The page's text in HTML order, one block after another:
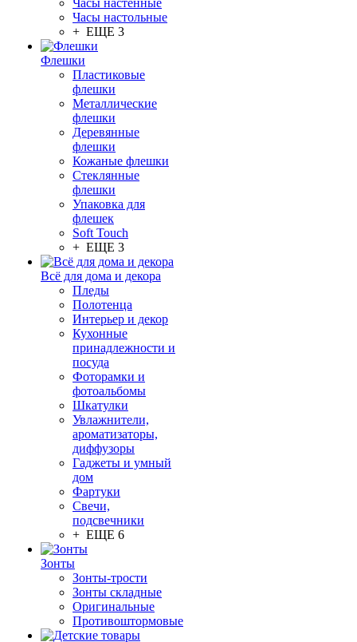
Часы настенные
Часы настольные
+ ЕЩЕ 3
Флешки
Пластиковые
флешки
Металлические
флешки
Деревянные
флешки
Кожаные флешки
Стеклянные
флешки
Упаковка для
флешек
Soft Touch
+ ЕЩЕ 3
Всё для дома и декора
Пледы
Полотенца
Интерьер и декор
Кухонные
принадлежности и
посуда
Фоторамки и
фотоальбомы
Шкатулки
Увлажнители,
ароматизаторы,
диффузоры
Гаджеты и умный
дом
Фартуки
Свечи,
подсвечники
+ ЕЩЕ 6
Зонты
Зонты-трости
Зонты складные
Оригинальные
Противоштормовые